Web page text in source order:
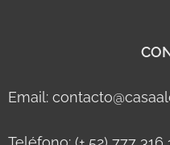
Email: